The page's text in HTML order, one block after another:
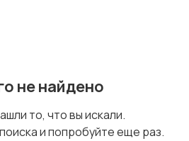
не найдено
то, что вы искали.
и попробуйте еще раз.